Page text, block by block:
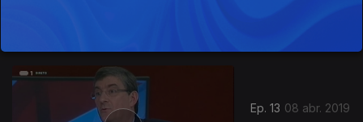
Ep. 13 08 abr. 2019